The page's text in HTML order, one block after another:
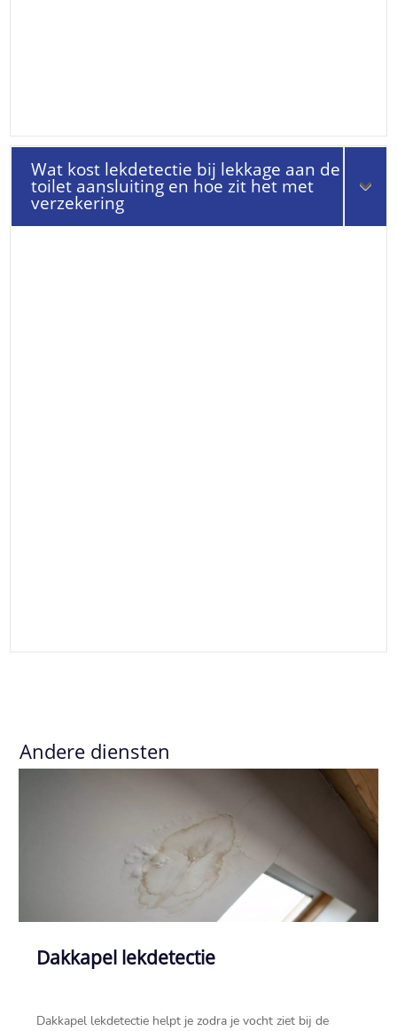
Wat kost lekdetectie bij lekkage aan de
toilet aansluiting en hoe zit het met
verzekering
Andere diensten
Dakkapel lekdetectie
Dakkapel lekdetectie helpt je zodra je vocht ziet bij de